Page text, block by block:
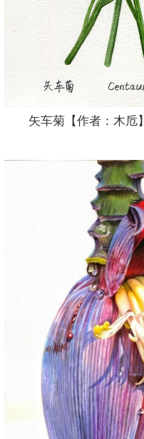
矢车菊【作者：木卮】